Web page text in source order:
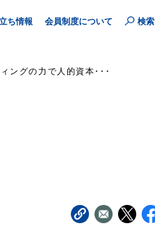
ち情報 会員制度について 検索
ングの力で人的資本･･･